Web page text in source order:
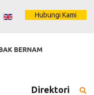
Hubungi Kami
Direktori